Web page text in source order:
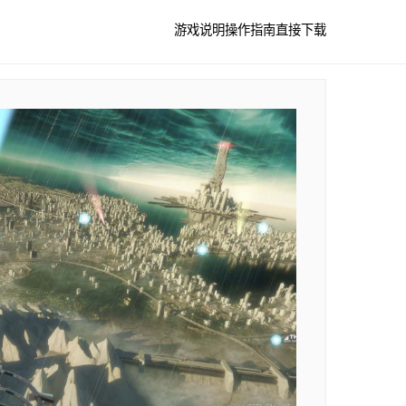
游戏说明操作指南直接下载